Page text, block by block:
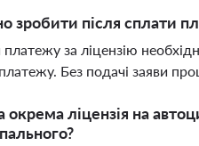
зробити після сплати
платежу за ліцензію
Без подачі заяви
окрема ліцензія на